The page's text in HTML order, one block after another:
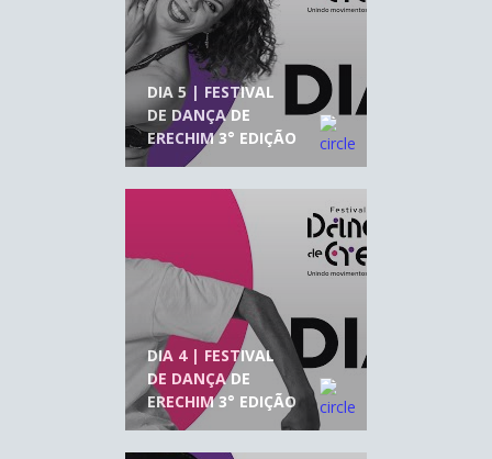
DIA 5 | FESTIVAL
DE DANÇA DE
ERECHIM 3° EDIÇÃO
DIA 4 | FESTIVAL
DE DANÇA DE
ERECHIM 3° EDIÇÃO